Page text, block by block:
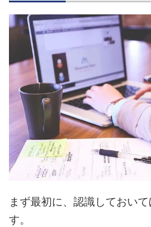
まず最初に、認識しておい
す。